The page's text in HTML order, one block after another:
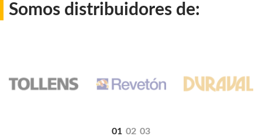
Somos distribuidores de: